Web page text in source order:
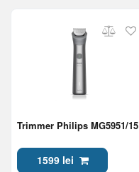
Trimmer Philips MG5951/15
1599 lei